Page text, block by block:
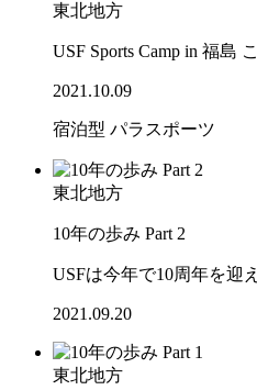
東北地方
USF Sports Camp in 福島
2021.10.09
宿泊型 パラスポーツ
東北地方
10年の歩み Part 2
USFは今年で10周年を迎
2021.09.20
東北地方